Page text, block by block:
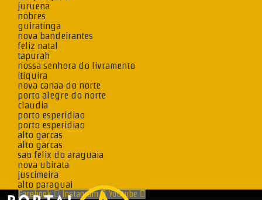
juruena
nobres
guiratinga
nova bandeirantes
feliz natal
tapurah
nossa senhora do livramento
itiquira
nova canaa do norte
porto alegre do norte
claudia
porto esperidiao
porto esperidiao
alto garcas
alto garcas
sao felix do araguaia
nova ubirata
juscimeira
alto paraguai
Facebook Instagram Youtube